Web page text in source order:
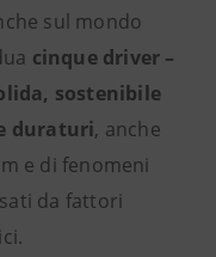
sul mondo
cinque driver –
sostenibile
duraturi, anche
e di fenomeni
da fattori